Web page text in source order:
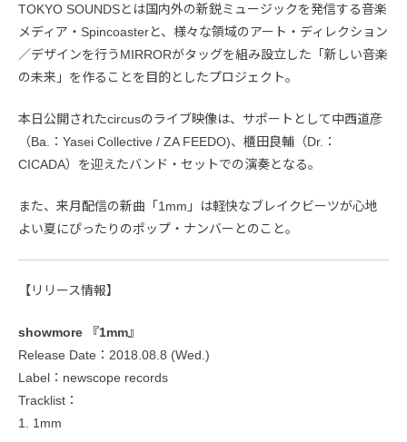
TOKYO SOUNDSとは国内外の新鋭ミュージックを発信する音楽
メディア・Spincoasterと、様々な領域のアート・ディレクション
／デザインを行うMIRRORがタッグを組み設立した「新しい音楽
の未来」を作ることを目的としたプロジェクト。
本日公開されたcircusのライブ映像は、サポートとして中西道彦
（Ba.：Yasei Collective / ZA FEEDO)、櫃田良輔（Dr.：
CICADA）を迎えたバンド・セットでの演奏となる。
また、来月配信の新曲「1mm」は軽快なブレイクビーツが心地
よい夏にぴったりのポップ・ナンバーとのこと。
【リリース情報】
showmore 『1mm』
Release Date：2018.08.8 (Wed.)
Label：newscope records
Tracklist：
1. 1mm